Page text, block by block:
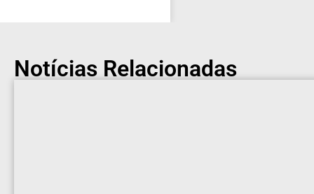
Notícias Relacionadas